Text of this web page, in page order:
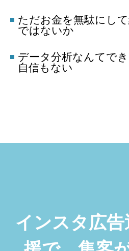
ただお金を無駄にし
ではないか
データ分析なんてで
自信もない
インスタ広